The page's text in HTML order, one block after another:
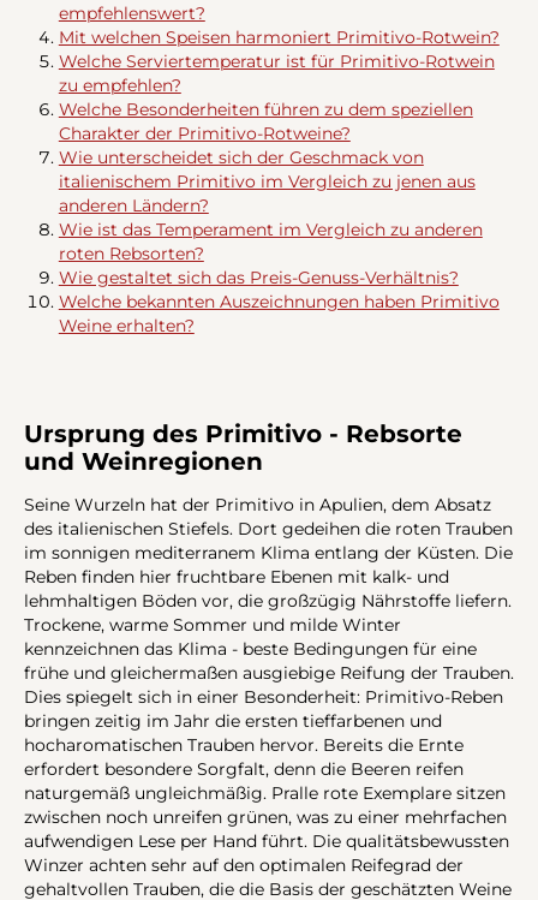
empfehlenswert?
Mit welchen Speisen harmoniert Primitivo-Rotwein?
Welche Serviertemperatur ist für Primitivo-Rotwein
zu empfehlen?
Welche Besonderheiten führen zu dem speziellen
Charakter der Primitivo-Rotweine?
Wie unterscheidet sich der Geschmack von
italienischem Primitivo im Vergleich zu jenen aus
anderen Ländern?
Wie ist das Temperament im Vergleich zu anderen
roten Rebsorten?
Wie gestaltet sich das Preis-Genuss-Verhältnis?
Welche bekannten Auszeichnungen haben Primitivo
Weine erhalten?
Ursprung des Primitivo - Rebsorte
und Weinregionen
Seine Wurzeln hat der Primitivo in Apulien, dem Absatz
des italienischen Stiefels. Dort gedeihen die roten Trauben
im sonnigen mediterranem Klima entlang der Küsten. Die
Reben finden hier fruchtbare Ebenen mit kalk- und
lehmhaltigen Böden vor, die großzügig Nährstoffe liefern.
Trockene, warme Sommer und milde Winter
kennzeichnen das Klima - beste Bedingungen für eine
frühe und gleichermaßen ausgiebige Reifung der Trauben.
Dies spiegelt sich in einer Besonderheit: Primitivo-Reben
bringen zeitig im Jahr die ersten tieffarbenen und
hocharomatischen Trauben hervor. Bereits die Ernte
erfordert besondere Sorgfalt, denn die Beeren reifen
naturgemäß ungleichmäßig. Pralle rote Exemplare sitzen
zwischen noch unreifen grünen, was zu einer mehrfachen
aufwendigen Lese per Hand führt. Die qualitätsbewussten
Winzer achten sehr auf den optimalen Reifegrad der
gehaltvollen Trauben, die die Basis der geschätzten Weine